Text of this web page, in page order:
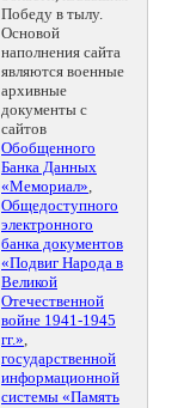
Победу в тылу.
Основой
наполнения сайта
являются военные
архивные
документы с
сайтов
Обобщенного
Банка Данных
«Мемориал»,
Общедоступного
электронного
банка документов
«Подвиг Народа в
Великой
Отечественной
войне 1941-1945
гг.»,
государственной
информационной
системы «Память